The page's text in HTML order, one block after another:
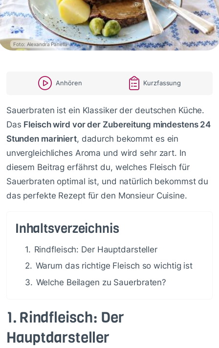
Foto: Alexandra Panella
Anhören Kurzfassung
Sauerbraten ist ein Klassiker der deutschen Küche.
Das Fleisch wird vor der Zubereitung mindestens 24
Stunden mariniert, dadurch bekommt es ein
unvergleichliches Aroma und wird sehr zart. In
diesem Beitrag erfährst du, welches Fleisch für
Sauerbraten optimal ist, und natürlich bekommst du
das perfekte Rezept für den Monsieur Cuisine.
Inhaltsverzeichnis
1. Rindfleisch: Der Hauptdarsteller
2. Warum das richtige Fleisch so wichtig ist
3. Welche Beilagen zu Sauerbraten?
1. Rindfleisch: Der
Hauptdarsteller